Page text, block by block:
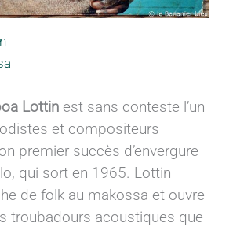
Lottin est sans conteste l’un
et compositeurs
premier succès d’envergure
qui sort en 1965. Lottin
de folk au makossa et ouvre
troubadours acoustiques que